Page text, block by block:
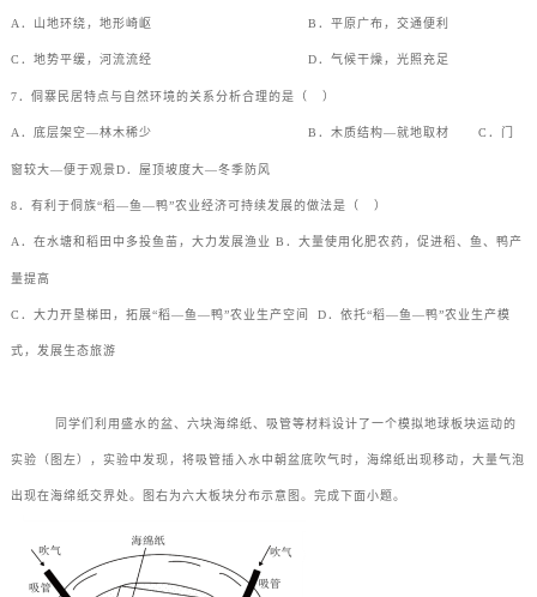
A．山地环绕，地形崎岖 B．平原广布，交通便利
C．地势平缓，河流流经 D．气候干燥，光照充足
7．侗寨民居特点与自然环境的关系分析合理的是（ ）
A．底层架空—林木稀少 B．木质结构—就地取材 C．门
窗较大—便于观景D．屋顶坡度大—冬季防风
8．有利于侗族“稻—鱼—鸭”农业经济可持续发展的做法是（ ）
A．在水塘和稻田中多投鱼苗，大力发展渔业 B．大量使用化肥农药，促进稻、鱼、鸭产
量提高
C．大力开垦梯田，拓展“稻—鱼—鸭”农业生产空间 D．依托“稻—鱼—鸭”农业生产模
式，发展生态旅游
同学们利用盛水的盆、六块海绵纸、吸管等材料设计了一个模拟地球板块运动的
实验（图左），实验中发现，将吸管插入水中朝盆底吹气时，海绵纸出现移动，大量气泡
出现在海绵纸交界处。图右为六大板块分布示意图。完成下面小题。